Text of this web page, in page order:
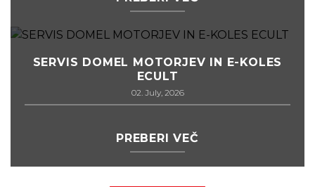
SERVIS DOMEL MOTORJEV IN E-KOLES
ECULT
02. July, 2026
PREBERI VEČ